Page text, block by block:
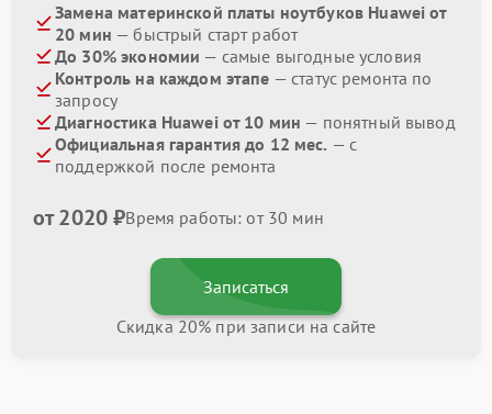
Замена материнской платы ноутбуков Huawei от
20 мин — быстрый старт работ
До 30% экономии — самые выгодные условия
Контроль на каждом этапе — статус ремонта по
запросу
Диагностика Huawei от 10 мин — понятный вывод
Официальная гарантия до 12 мес. — с
поддержкой после ремонта
от 2020 ₽Время работы: от 30 мин
Записаться
Скидка 20% при записи на сайте